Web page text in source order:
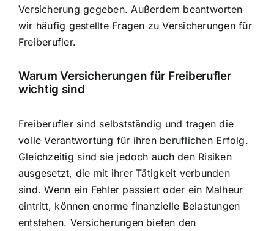
Versicherung gegeben. Außerdem beantworten
wir häufig gestellte Fragen zu Versicherungen für
Freiberufler.
Warum Versicherungen für Freiberufler
wichtig sind
Freiberufler sind selbstständig und tragen die
volle Verantwortung für ihren beruflichen Erfolg.
Gleichzeitig sind sie jedoch auch den Risiken
ausgesetzt, die mit ihrer Tätigkeit verbunden
sind. Wenn ein Fehler passiert oder ein Malheur
eintritt, können enorme finanzielle Belastungen
entstehen. Versicherungen bieten den